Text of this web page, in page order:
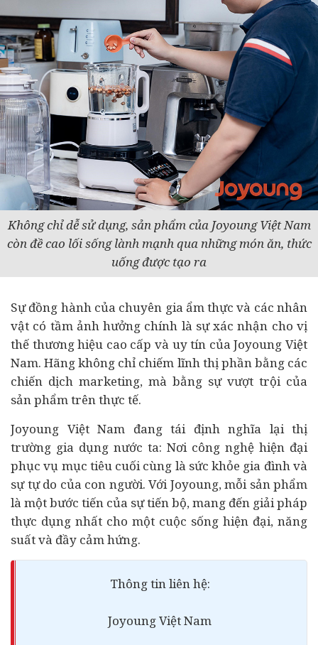
Không chỉ dễ sử dụng, sản phẩm của Joyoung Việt Nam
còn đề cao lối sống lành mạnh qua những món ăn, thức
uống được tạo ra
Sự đồng hành của chuyên gia ẩm thực và các nhân
vật có tầm ảnh hưởng chính là sự xác nhận cho vị
thế thương hiệu cao cấp và uy tín của Joyoung Việt
Nam. Hãng không chỉ chiếm lĩnh thị phần bằng các
chiến dịch marketing, mà bằng sự vượt trội của
sản phẩm trên thực tế.
Joyoung Việt Nam đang tái định nghĩa lại thị
trường gia dụng nước ta: Nơi công nghệ hiện đại
phục vụ mục tiêu cuối cùng là sức khỏe gia đình và
sự tự do của con người. Với Joyoung, mỗi sản phẩm
là một bước tiến của sự tiến bộ, mang đến giải pháp
thực dụng nhất cho một cuộc sống hiện đại, năng
suất và đầy cảm hứng.
Thông tin liên hệ:
Joyoung Việt Nam